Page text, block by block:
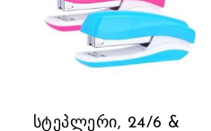
სტეპლერი, 24/6 &